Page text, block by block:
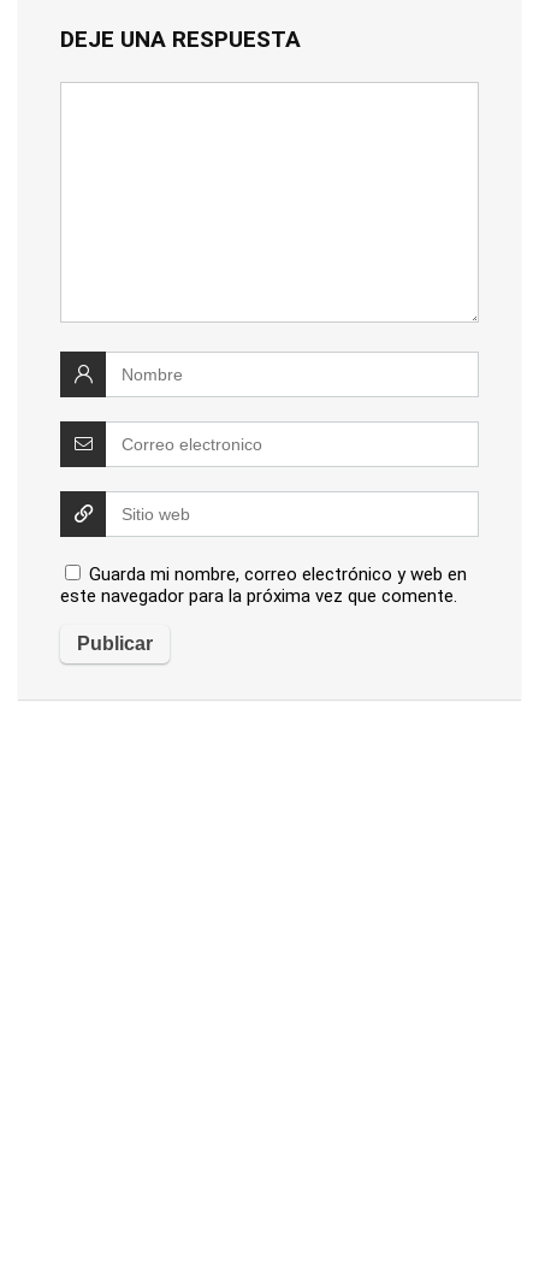
DEJE UNA RESPUESTA
Guarda mi nombre, correo electrónico y web en
este navegador para la próxima vez que comente.